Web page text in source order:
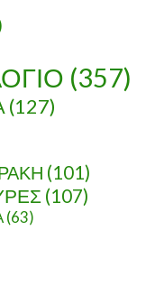
(357)
(127)
(101)
(107)
(63)